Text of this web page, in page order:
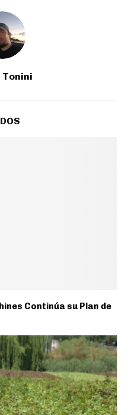
Tonini
Continúa su Plan de